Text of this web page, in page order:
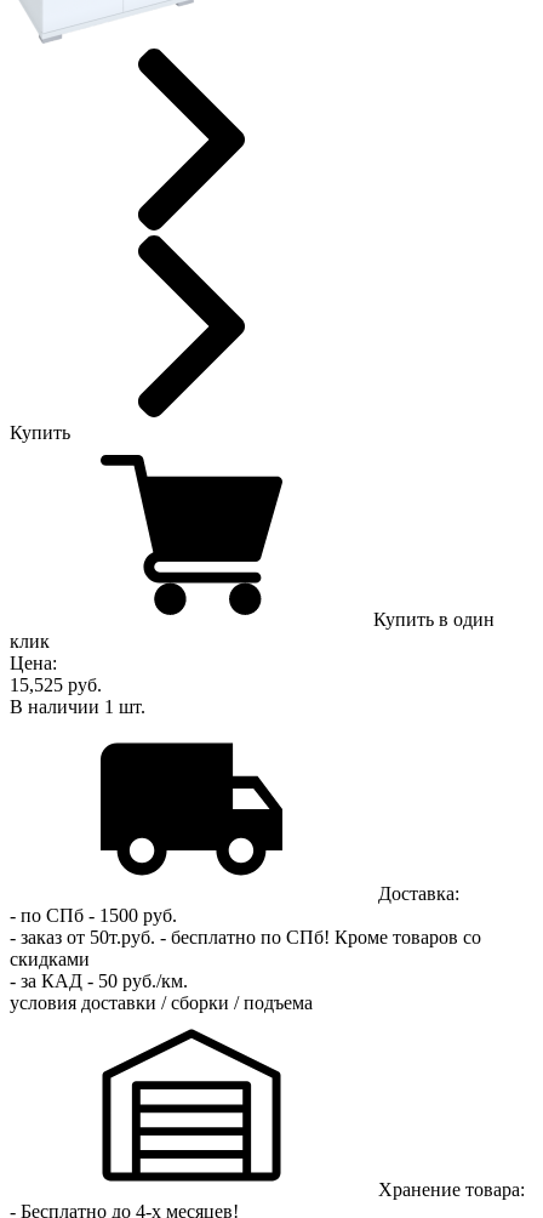
Купить
Купить в один
клик
Цена:
15,525 руб.
В наличии 1 шт.
Доставка:
- по СПб - 1500 руб.
- заказ от 50т.руб. - бесплатно по СПб! Кроме товаров со
скидками
- за КАД - 50 руб./км.
условия доставки / сборки / подъема
Хранение товара:
- Бесплатно до 4-х месяцев!